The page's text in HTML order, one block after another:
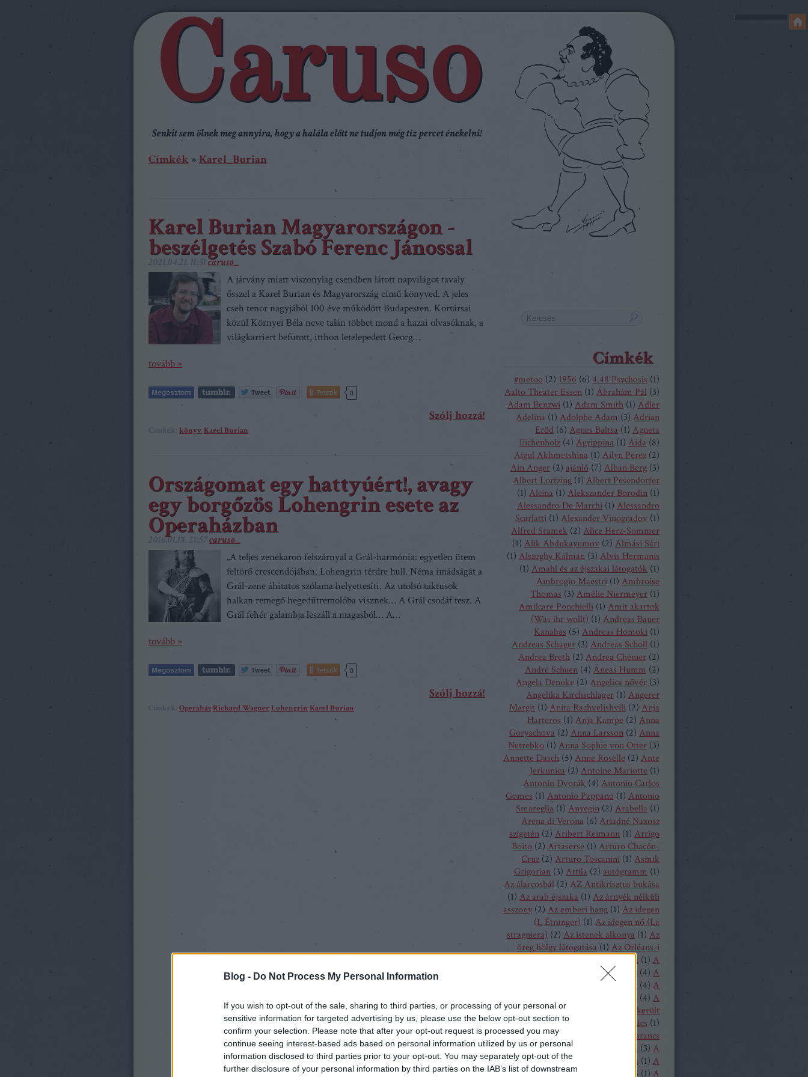
Blog - Do Not Process My Personal Information
If you wish to opt-out of the sale, sharing to third parties, or processing of your personal or
sensitive information for targeted advertising by us, please use the below opt-out section to
confirm your selection. Please note that after your opt-out request is processed you may
continue seeing interest-based ads based on personal information utilized by us or personal
information disclosed to third parties prior to your opt-out. You may separately opt-out of the
further disclosure of your personal information by third parties on the IAB’s list of downstream
Caruso
Senkit sem ölnek meg annyira, hogy a halála előtt ne tudjon még tíz percet énekelni!
Címkék » Karel_Burian
Karel Burian Magyarországon -
beszélgetés Szabó Ferenc Jánossal
caruso_
A járvány miatt viszonylag csendben látott napvilágot tavaly
ősszel a Karel Burian és Magyarország című könyved. A jeles
cseh tenor nagyjából 100 éve működött Budapesten. Kortársai
közül Környei Béla neve talán többet mond a hazai olvasóknak, a
világkarriert befutott, itthon letelepedett Georg…
tovább »
Tetszik 0
Szólj hozzá!
könyv Karel Burian
Országomat egy hattyúért!, avagy
egy borgőzös Lohengrin esete az
Operaházban
2016.01.14. 21:57 caruso_
„A teljes zenekaron felszárnyal a Grál-harmónia: egyetlen ütem
feltörő crescendójában. Lohengrin térdre hull. Néma imádságát a
Grál-zene áhitatos szólama helyettesíti. Az utolsó taktusok
halkan remegő hegedűtremolóba visznek… A Grál csodát tesz. A
Grál fehér galambja leszáll a magasból… A…
tovább »
Tetszik 0
Szólj hozzá!
Operaház Richard Wagner Lohengrin Karel Burian
Címkék
#metoo (2) 1956 (6) 4.48 Psychosis (1)
Aalto Theater Essen (1) Ábrahám Pál (3)
Adam Benzwi (1) Adam Smith (1) Adler
Adelina (1) Adolphe Adam (3) Adrian
Eröd (6) Agnes Baltsa (1) Agneta
Eichenholz (4) Agrippina (1) Aida (8)
Aigul Akhmetshina (1) Ailyn Perez (2)
Ain Anger (2) ajánló (7) Alban Berg (3)
Albert Lortzing (1) Albert Pesendorfer
(1) Alcina (1) Alekszander Borodin (1)
Alessandro De Marchi (1) Alessandro
Scarlatti (1) Alexander Vinogradov (1)
Alfred Sramek (2) Alice Herz-Sommer
(1) Alik Abdukayumov (2) Almási Sári
(1) Alszeghy Kálmán (3) Alvis Hermanis
(1) Amahl és az éjszakai látogatók (1)
Ambrogio Maestri (1) Ambroise
Thomas (3) Amélie Niermeyer (1)
Amilcare Ponchielli (1) Amit akartok
(Was ihr wollt) (1) Andreas Bauer
Kanabas (5) Andreas Homoki (1)
Andreas Schager (3) Andreas Scholl (1)
Andrea Breth (2) Andrea Chénier (2)
André Schuen (4) Äneas Humm (2)
Angela Denoke (2) Angelica nővér (3)
Angelika Kirchschlager (1) Angerer
Margit (1) Anita Rachvelishvili (2) Anja
Harteros (1) Anja Kampe (2) Anna
Goryachova (2) Anna Larsson (2) Anna
Netrebko (1) Anna Sophie von Otter (3)
Annette Dasch (5) Anne Roselle (2) Ante
Jerkunica (2) Antoine Mariotte (1)
Antonín Dvorák (4) Antonio Carlos
Gomes (1) Antonio Pappano (1) Antonio
Smareglia (1) Anyegin (2) Arabella (1)
Arena di Verona (6) Ariadné Naxosz
szigetén (2) Aribert Reimann (1) Arrigo
Boito (2) Artaserse (1) Arturo Chacón-
Cruz (2) Arturo Toscanini (1) Asmik
Grigorian (3) Attila (2) autógramm (1)
Az álarcosbál (2) AZ Antikrisztus bukása
(1) Az arab éjszaka (1) Az árnyék nélküli
asszony (2) Az emberi hang (1) Az idegen
(L Étranger) (1) Az idegen nő (La
stragniera) (2) Az istenek alkonya (1) Az
öreg hölgy látogatása (1) Az Orléans-i
A béke napja (1) A
A bűvös vadász (4) A
(4) A
(4) A
fából faragott királyfi
A félresikerült
menyasszonycsere
A genti kovács (1)
A hallgatag asszony
A három narancs
szerelmese(1 A hattyúk tava (3) A
holtak házából
A játékos (1) A
kaméliás hölgy
A kegyencnő (1) A